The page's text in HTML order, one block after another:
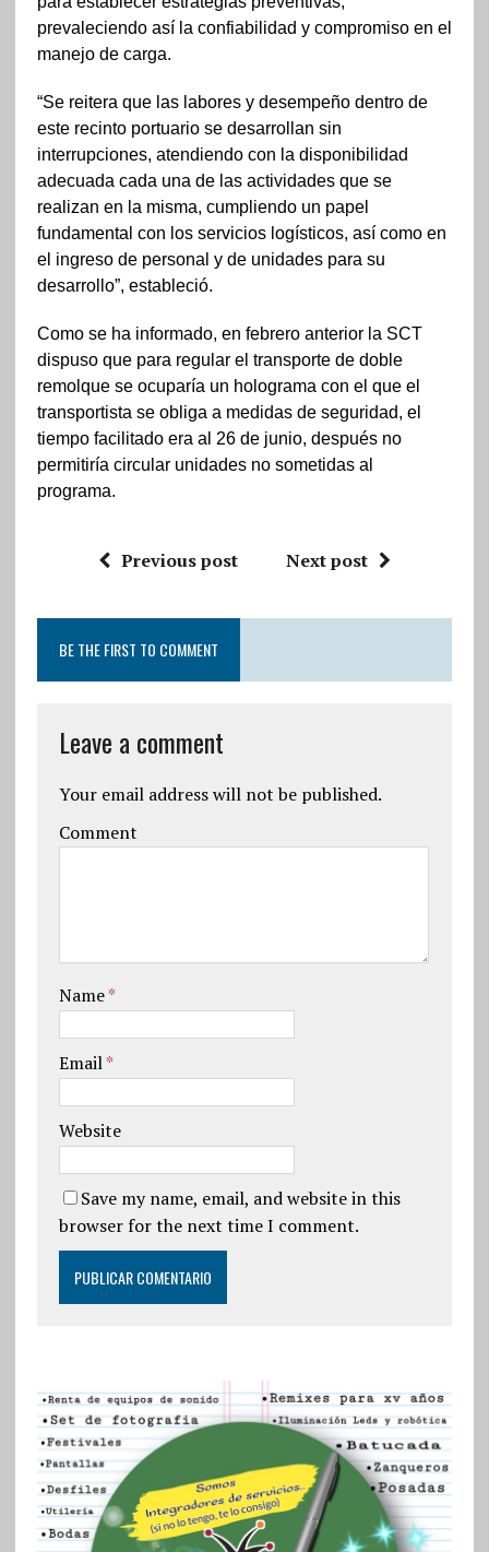
prevaleciendo así la confiabilidad y compromiso en el
manejo de carga.
“Se reitera que las labores y desempeño dentro de
este recinto portuario se desarrollan sin
interrupciones, atendiendo con la disponibilidad
adecuada cada una de las actividades que se
realizan en la misma, cumpliendo un papel
fundamental con los servicios logísticos, así como en
el ingreso de personal y de unidades para su
desarrollo”, estableció.
Como se ha informado, en febrero anterior la SCT
dispuso que para regular el transporte de doble
remolque se ocuparía un holograma con el que el
transportista se obliga a medidas de seguridad, el
tiempo facilitado era al 26 de junio, después no
permitiría circular unidades no sometidas al
programa.
Previous post Next post
BE THE FIRST TO COMMENT
Leave a comment
Your email address will not be published.
Comment
Name*
Email*
Website
Save my name, email, and website in this
browser for the next time I comment.